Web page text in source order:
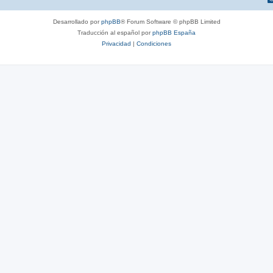
Desarrollado porphpBB® Forum Software © phpBB Limited
Traducción al español porphpBB España
Privacidad | Condiciones